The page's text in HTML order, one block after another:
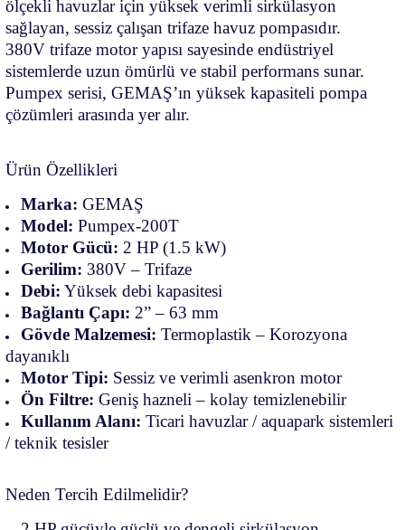
ölçekli havuzlar için yüksek verimli sirkülasyon
sağlayan, sessiz çalışan trifaze havuz pompasıdır.
380V trifaze motor yapısı sayesinde endüstriyel
sistemlerde uzun ömürlü ve stabil performans sunar.
Pumpex serisi, GEMAŞ’ın yüksek kapasiteli pompa
çözümleri arasında yer alır.
Ürün Özellikleri
Marka: GEMAŞ
Model: Pumpex-200T
Motor Gücü: 2 HP (1.5 kW)
Gerilim: 380V – Trifaze
Debi: Yüksek debi kapasitesi
Bağlantı Çapı: 2” – 63 mm
Gövde Malzemesi: Termoplastik – Korozyona
dayanıklı
Motor Tipi: Sessiz ve verimli asenkron motor
Ön Filtre: Geniş hazneli – kolay temizlenebilir
Kullanım Alanı: Ticari havuzlar / aquapark sistemleri
/ teknik tesisler
Neden Tercih Edilmelidir?